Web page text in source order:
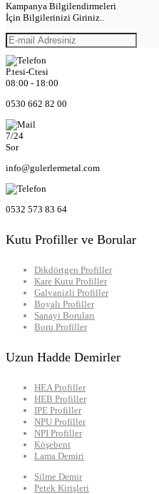
Kampanya Bilgilendirmeleri
İçin Bilgilerinizi Giriniz..
P.tesi-Ctesi
08:00 - 18:00
0530 662 82 00
7/24
Sor
info@gulerlermetal.com
0532 573 83 64
Kutu Profiller ve Borular
Dikdörtgen Profiller
Kare Kutu Profiller
Galvanizli Profiller
Boyalı Profiller
Sanayi Boruları
Boru Profiller
Uzun Hadde Demirler
HEA Profiller
HEB Profiller
IPE Profiller
NPU Profiller
NPI Profiller
Köşebent
Lama Demiri
Silme Demir
Petek Kirişleri